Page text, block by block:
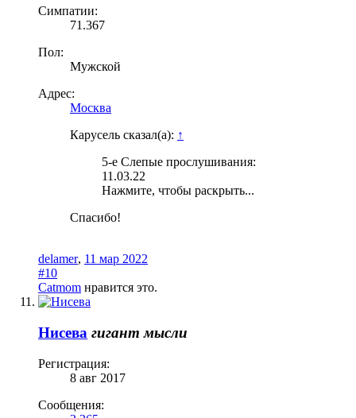
Симпатии:
71.367
Пол:
Мужской
Адрес:
Москва
Карусель сказал(а): ↑
5-е Слепые прослушивания:
11.03.22
Нажмите, чтобы раскрыть...
Спасибо!
delamer, 11 мар 2022
#10
Catmom нравится это.
Нисева гигант мысли
Регистрация:
8 авг 2017
Сообщения: